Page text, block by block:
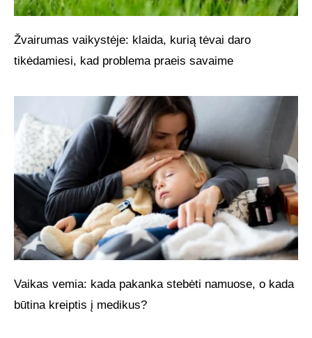
Žvairumas vaikystėje: klaida, kurią tėvai daro
tikėdamiesi, kad problema praeis savaime
Vaikas vemia: kada pakanka stebėti namuose, o kada
būtina kreiptis į medikus?